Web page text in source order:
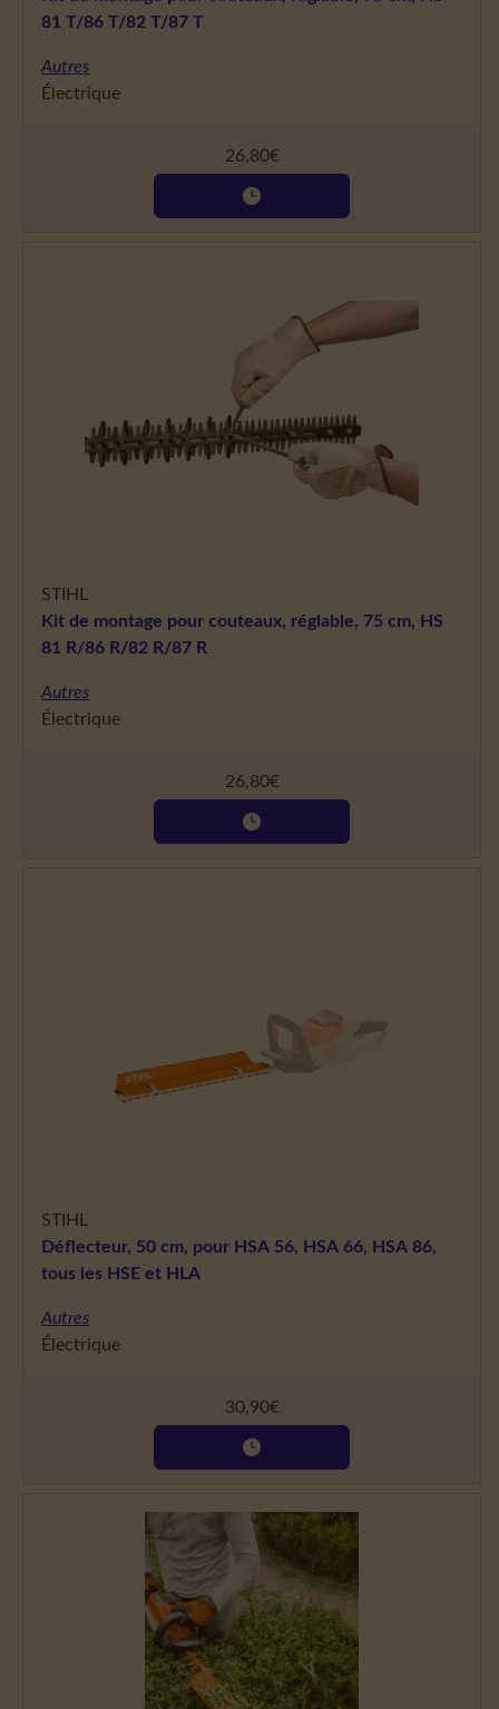
81 T/86 T/82 T/87 T
Autres
Électrique
26,80€
STIHL
Kit de montage pour couteaux, réglable, 75 cm, HS
81 R/86 R/82 R/87 R
Autres
Électrique
26,80€
STIHL
Déflecteur, 50 cm, pour HSA 56, HSA 66, HSA 86,
tous les HSE et HLA
Autres
Électrique
30,90€